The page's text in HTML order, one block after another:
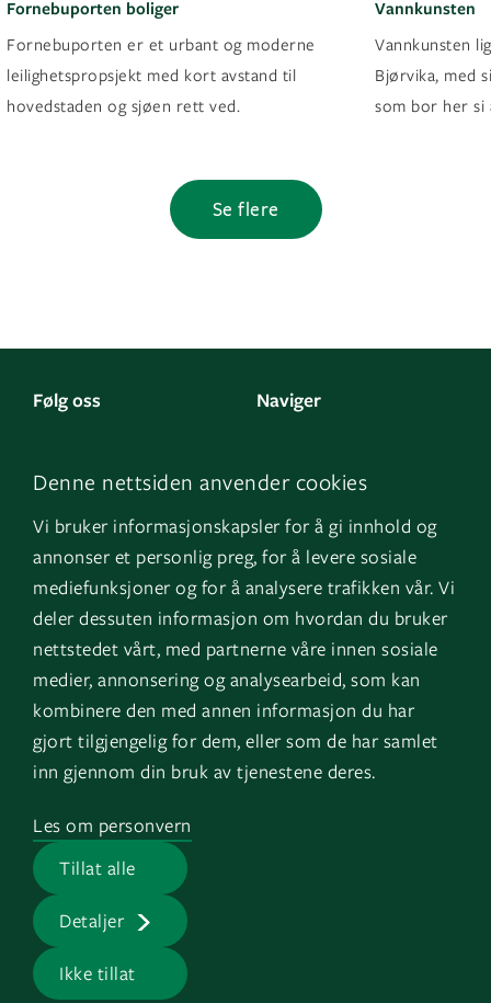
Denne nettsiden anvender cookies
Vi bruker informasjonskapsler for å gi innhold og
annonser et personlig preg, for å levere sosiale
mediefunksjoner og for å analysere trafikken vår. Vi
deler dessuten informasjon om hvordan du bruker
nettstedet vårt, med partnerne våre innen sosiale
medier, annonsering og analysearbeid, som kan
kombinere den med annen informasjon du har
gjort tilgjengelig for dem, eller som de har samlet
inn gjennom din bruk av tjenestene deres.
Tillat alle
Detaljer
Ikke tillat
Les om personvern
Fornebuporten boliger
Fornebuporten er et urbant og moderne
leilighetspropsjekt med kort avstand til
hovedstaden og sjøen rett ved.
Vannkunsten
Vannkunsten
Bjørvika, med
som bor her si
Se flere
Følg oss
Facebook
Instagram
YouTube
Naviger
Om oss
GK Sverige
GK Danmark
Snarveier
Fakturainformasjon
HMS
Jobb i GK
Presserom
Logg inn
Mine bygg
GK © 2026 |Personvern